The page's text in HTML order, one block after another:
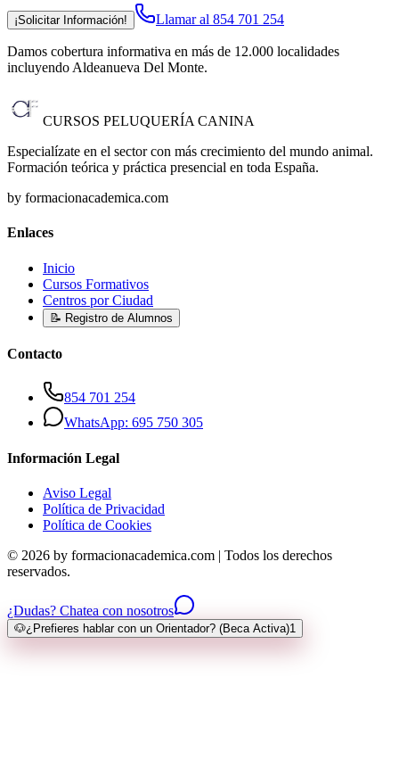
¡Solicitar Información! Llamar al 854 701 254
Damos cobertura informativa en más de 12.000 localidades
incluyendo Aldeanueva Del Monte.
CURSOS PELUQUERÍA CANINA
Especialízate en el sector con más crecimiento del mundo animal.
Formación teórica y práctica presencial en toda España.
by formacionacademica.com
Enlaces
Inicio
Cursos Formativos
Centros por Ciudad
📝 Registro de Alumnos
Contacto
854 701 254
WhatsApp: 695 750 305
Información Legal
Aviso Legal
Política de Privacidad
Política de Cookies
© 2026 by formacionacademica.com | Todos los derechos
reservados.
¿Dudas? Chatea con nosotros
🐶¿Prefieres hablar con un Orientador? (Beca Activa)1